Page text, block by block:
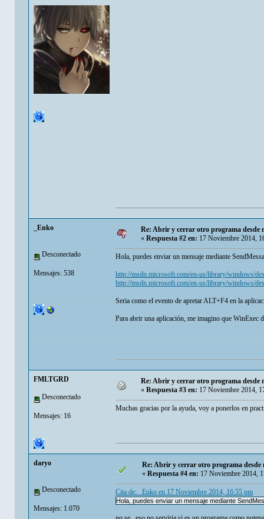
_Enko
Desconectado
Mensajes: 538
Re: Abrir y cerrar otro programa desde
«Respuesta #2 en:17 Noviembre 2014,
Hola, puedes enviar un mensaje mediante
http://msdn.microsoft.com/en-us/library/windows/
http://msdn.microsoft.com/en-us/library/windows/
Seria como el evento de apretar ALT+F4 en la
Para abrir una aplicación, me imagino que WinExec
FMLTGRD
Desconectado
Mensajes: 16
Re: Abrir y cerrar otro programa desde
« Respuesta #3 en: 17 Noviembre 2014,
Muchas gracias por la ayuda, voy a ponerlos en
daryo
Desconectado
Mensajes: 1.070
Re: Abrir y cerrar otro programa desde
«Respuesta #4 en:17 Noviembre 2014,
Cita de: _Enko en 17 Noviembre 2014, 16:55 pm
Hola, puedes enviar un mensaje mediante